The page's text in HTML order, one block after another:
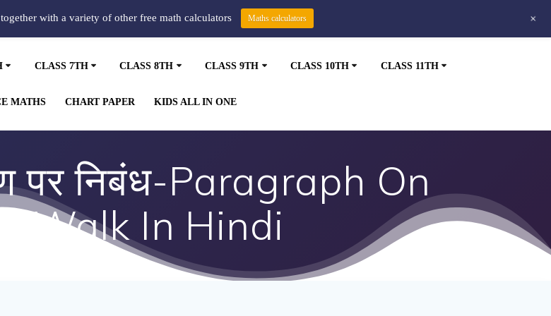
CLASS 7TH CLASS 8TH CLASS 9TH CLASS 10TH CLASS 11TH
MATHS CHART PAPER KIDS ALL IN ONE
पर निबंध-Paragraph On
Walk In Hindi
with a variety of other free math calculators Maths calculators +